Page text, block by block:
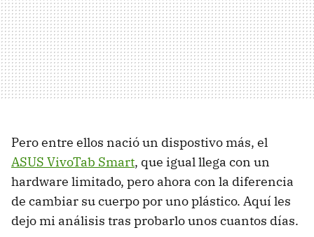
Pero entre ellos nació un dispostivo más, el
ASUS VivoTab Smart, que igual llega con un
hardware limitado, pero ahora con la diferencia
de cambiar su cuerpo por uno plástico. Aquí les
dejo mi análisis tras probarlo unos cuantos días.